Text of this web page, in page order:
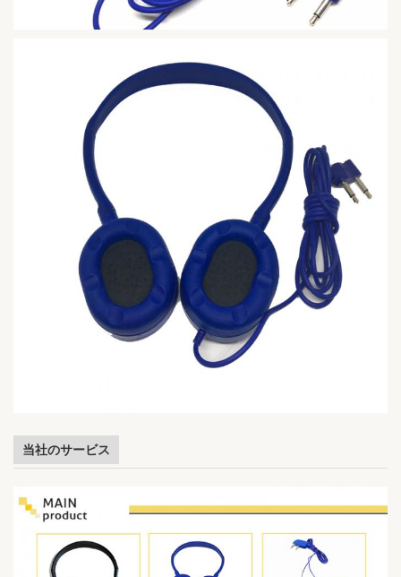
当社のサービス